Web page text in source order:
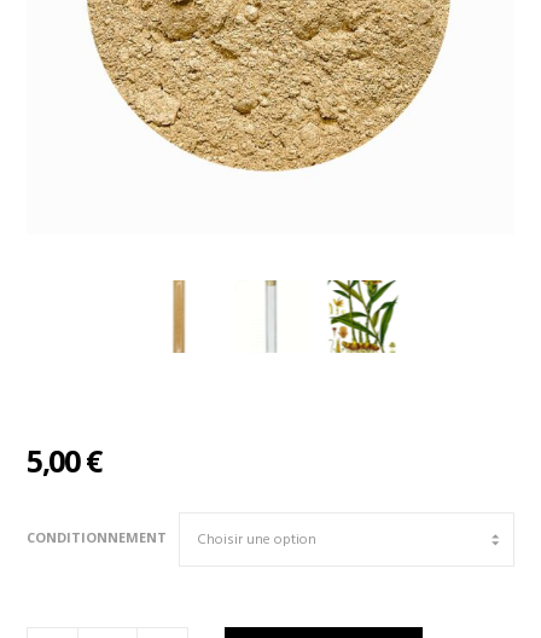
5,00€
CONDITIONNEMENT